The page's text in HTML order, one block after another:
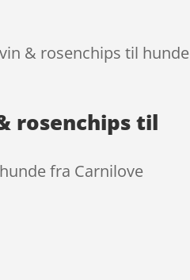
& rosenchips til hunde
rosenchips til
fra Carnilove